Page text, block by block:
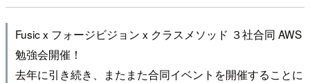
Fusic x フォージビジョン x クラスメソッド ３社合同 AWS
勉強会開催！
去年に引き続き、またまた合同イベントを開催することに